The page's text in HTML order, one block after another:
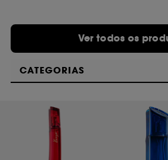
Ver todos os
CATEGORIAS